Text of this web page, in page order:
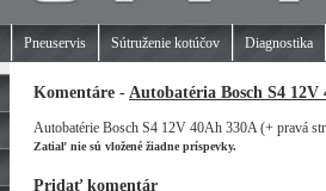
Pneuservis Sútruženie kotúčov Diagnostika
Komentáre - Autobatéria Bosch S4
Autobatérie Bosch S4 12V 40Ah 330A (+ pravá
Zatiaľ nie sú vložené žiadne príspevky.
Pridať komentár